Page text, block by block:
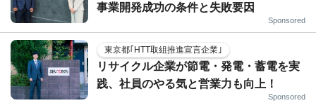
事業開発成功の条件と失敗要因
Sponsored
東京都｢HTT取組推進宣言企業｣
リサイクル企業が節電・発電・蓄電を実
践、社員のやる気と営業力も向上！
Sponsored